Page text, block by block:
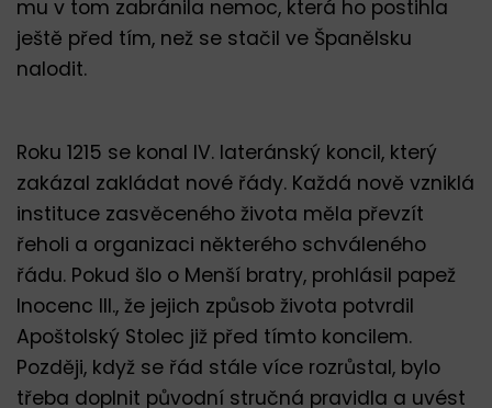
mu v tom zabránila nemoc, která ho postihla
ještě před tím, než se stačil ve Španělsku
nalodit.
Roku 1215 se konal IV. lateránský koncil, který
zakázal zakládat nové řády. Každá nově vzniklá
instituce zasvěceného života měla převzít
řeholi a organizaci některého schváleného
řádu. Pokud šlo o Menší bratry, prohlásil papež
Inocenc III., že jejich způsob života potvrdil
Apoštolský Stolec již před tímto koncilem.
Později, když se řád stále více rozrůstal, bylo
třeba doplnit původní stručná pravidla a uvést